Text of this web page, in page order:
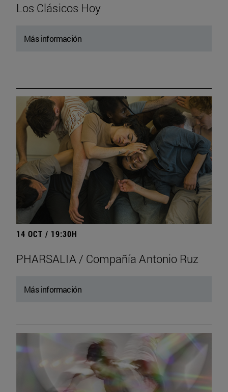
Los Clásicos Hoy
Más información
14 OCT / 19:30H
PHARSALIA / Compañía Antonio Ruz
Más información